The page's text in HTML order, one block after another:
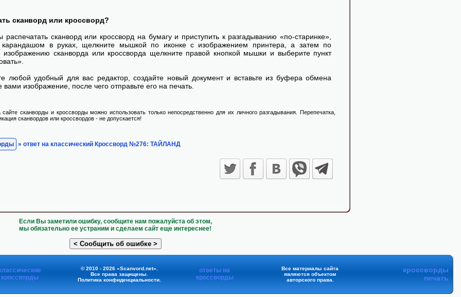
сканворд или кроссворд?
распечатать сканворд или кроссворд на бумагу и приступить к разгадыванию «по-старинке»,
карандашом в руках, щелкните мышкой по иконке с изображением принтера, а затем по
изображению сканворда или кроссворда щелкните правой кнопкой мышки и выберите пункт
любой удобный для вас редактор, создайте новый документ и вставьте из буфера обмена
вами изображение, после чего отправьте его на печать.
сканворды и кроссворды можно использовать только непосредственно для их личного разгадывания. Перепечатка,
сканвордов или кроссвордов - не допускается!
» ответ на классический Кроссворд №276: ТАЙЛАНД
Если Вы заметили ошибку, сообщите нам пожалуйста об этом,
мы обязательно ее устраним и сделаем сайт еще интереснее!
кроссворды
© 2010 - 2026 «Scanvord.net».
Все права защищены.
Политика конфиденциальности.
ответы на
кроссворды
Все материалы сайта
являются объектом
авторского права.
кроссворды
печать